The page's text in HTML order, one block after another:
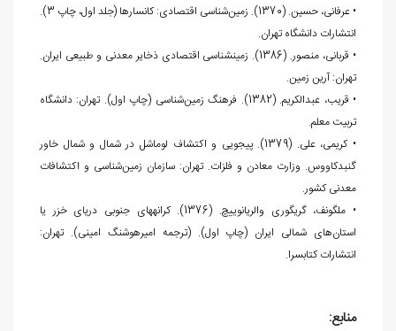
• عرفانی، حسین. (1370). زمین‌شناسی اقتصادی: کانسارها (جلد اول، چاپ 3).
انتشارات دانشگاه تهران.
• قربانی، منصور. (1386). زمین‎شناسی اقتصادی ذخایر معدنی و طبیعی ایران.
تهران: آرین زمین.
• قریب، عبدالکریم. (1382). فرهنگ زمین‌شناسی (چاپ اول). تهران: دانشگاه
تربیت معلم.
• کریمی، علی. (1379). پی‏جویی و اکتشاف لوماشل در شمال و شمال خاور
‌گنبدکاووس. وزارت معادن و فلزات. تهران: سازمان زمین‌شناسی و اکتشافات
معدنی کشور.
• ملگونف، گریگوری والریانوییچ. (1376). کرانه‎های جنوبی دریای خزر یا
استان‌های شمالی ایران (چاپ اول). (ترجمه امیرهوشنگ امینی). تهران:
انتشارات کتاب‏سرا.
منابع: